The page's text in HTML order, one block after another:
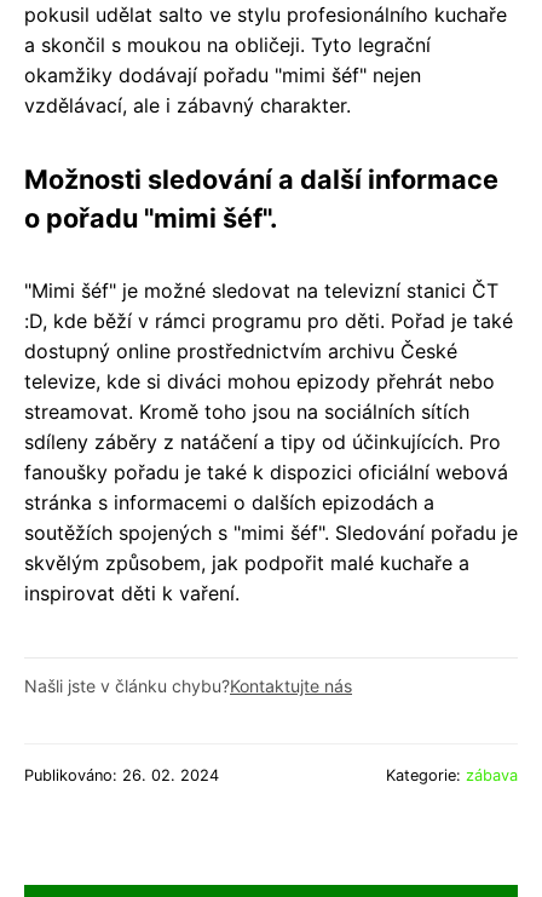
pokusil udělat salto ve stylu profesionálního kuchaře
a skončil s moukou na obličeji. Tyto legrační
okamžiky dodávají pořadu "mimi šéf" nejen
vzdělávací, ale i zábavný charakter.
Možnosti sledování a další informace
o pořadu "mimi šéf".
"Mimi šéf" je možné sledovat na televizní stanici ČT
:D, kde běží v rámci programu pro děti. Pořad je také
dostupný online prostřednictvím archivu České
televize, kde si diváci mohou epizody přehrát nebo
streamovat. Kromě toho jsou na sociálních sítích
sdíleny záběry z natáčení a tipy od účinkujících. Pro
fanoušky pořadu je také k dispozici oficiální webová
stránka s informacemi o dalších epizodách a
soutěžích spojených s "mimi šéf". Sledování pořadu je
skvělým způsobem, jak podpořit malé kuchaře a
inspirovat děti k vaření.
Našli jste v článku chybu?Kontaktujte nás
Publikováno: 26. 02. 2024 Kategorie: zábava